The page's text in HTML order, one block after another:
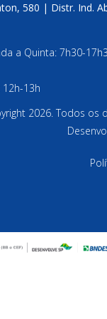
580 | Distr. Ind.
a Quinta: 7h30-
13h
2026. Todos os